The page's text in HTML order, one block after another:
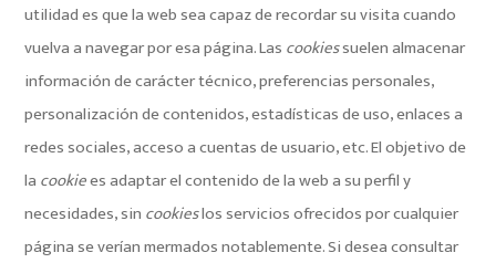
utilidad es que la web sea capaz de recordar su visita cuando
vuelva a navegar por esa página. Las cookiessuelen almacenar
información de carácter técnico, preferencias personales,
personalización de contenidos, estadísticas de uso, enlaces a
redes sociales, acceso a cuentas de usuario, etc. El objetivo de
la cookiees adaptar el contenido de la web a su perfil y
necesidades, sin cookieslos servicios ofrecidos por cualquier
página se verían mermados notablemente. Si desea consultar